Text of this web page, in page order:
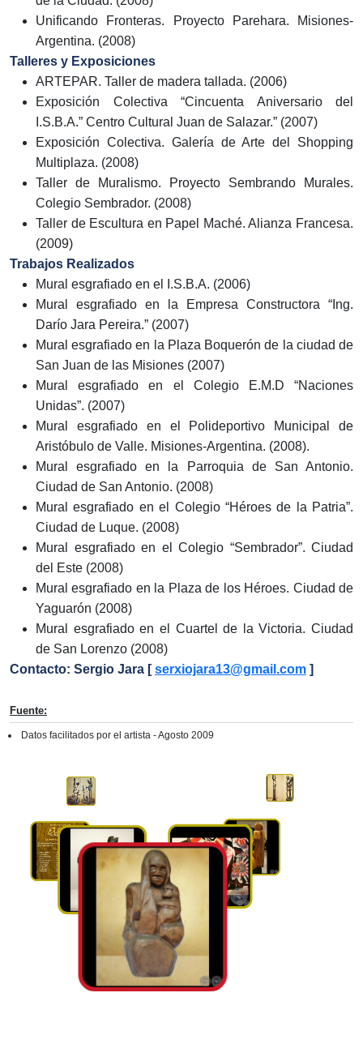
Unificando Fronteras. Proyecto Parehara. Misiones-
Argentina. (2008)
Talleres y Exposiciones
ARTEPAR. Taller de madera tallada. (2006)
Exposición Colectiva “Cincuenta Aniversario del
I.S.B.A.” Centro Cultural Juan de Salazar.” (2007)
Exposición Colectiva. Galería de Arte del Shopping
Multiplaza. (2008)
Taller de Muralismo. Proyecto Sembrando Murales.
Colegio Sembrador. (2008)
Taller de Escultura en Papel Maché. Alianza Francesa.
(2009)
Trabajos Realizados
Mural esgrafiado en el I.S.B.A. (2006)
Mural esgrafiado en la Empresa Constructora “Ing.
Darío Jara Pereira.” (2007)
Mural esgrafiado en la Plaza Boquerón de la ciudad de
San Juan de las Misiones (2007)
Mural esgrafiado en el Colegio E.M.D “Naciones
Unidas”. (2007)
Mural esgrafiado en el Polideportivo Municipal de
Aristóbulo de Valle. Misiones-Argentina. (2008).
Mural esgrafiado en la Parroquia de San Antonio.
Ciudad de San Antonio. (2008)
Mural esgrafiado en el Colegio “Héroes de la Patria”.
Ciudad de Luque. (2008)
Mural esgrafiado en el Colegio “Sembrador”. Ciudad
del Este (2008)
Mural esgrafiado en la Plaza de los Héroes. Ciudad de
Yaguarón (2008)
Mural esgrafiado en el Cuartel de la Victoria. Ciudad
de San Lorenzo (2008)
Contacto: Sergio Jara [serxiojara13@gmail.com ]
Fuente:
Datos facilitados por el artista - Agosto 2009